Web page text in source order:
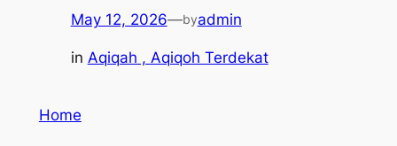
May 12, 2026—byadmin
in Aqiqah , Aqiqoh Terdekat
Home